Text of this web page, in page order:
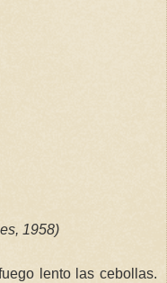
1958)
lento las cebollas.